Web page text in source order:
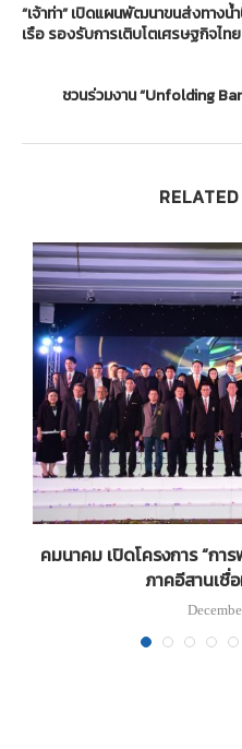
“เจ้าท่า” เปิดแผนพัฒนาขนส่งทางน้
เรือ รองรับการเติบโตเศรษฐกิจไทย
ชวนร่วมงาน “Unfolding
คมนาคม เปิดโครงการ “ก
ภาคอีสานเชื่